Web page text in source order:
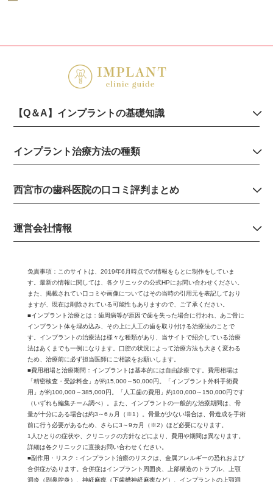
【Q＆A】インプラントの基礎知識
インプラント治療方法の種類
西宮市の歯科医院の口コミ評判まとめ
運営会社情報
免責事項： このサイトは、2019年6月時点での情報をもとに制作をしていま
す。最新の情報に関しては、各クリニックの公式HPにお問い合わせください。
また、掲載されてい口コミや画像についてはその当時の引用元を表記しており
ますが、現在は削除されている可能性もありますので、ご了承ください。
■インプラント治療とは：歯周病等が原因で歯を失った場合に行われ、あご骨に
インプラント体を埋め込み、その上に人工の歯を取り付ける治療法のことで
す。インプラントの治療法は様々な種類があり、当サイトで紹介している治療
法はあくまでも一例になります。口腔の状況によって治療方法も大きく変わる
ため、治療前に必ず担当医師にご相談をお願いします。
■費用相場と治療期間：インプラントは基本的には自由診療です。費用相場は
「精密検査・受診料金」が約15,000～50,000円。「インプラント外科手術費
用」が約100,000～385,000円。「人工歯の費用」約100,000～150,000円です
（いずれも編集チーム調べ）。また、インプラントの一般的な治療期間は、骨
量が十分にある場合は約3～6ヵ月（※1）。骨量が少ない場合は、骨造成を手術
前に行う必要があるため、さらに3～9カ月（※2）ほど必要になります。
1人ひとりの症状や、クリニックの方針などにより、費用や期間は異なります。
詳細は各クリニックに直接お問い合わせください。
■副作用・リスク：インプラント治療のリスクは、金属アレルギーの恐れおよび
合併症があります。合併症はインプラント周囲炎、上部構造のトラブル、上顎
洞炎（副鼻腔炎）、神経麻痺（下歯槽神経麻痺など）、インプラントの上顎洞